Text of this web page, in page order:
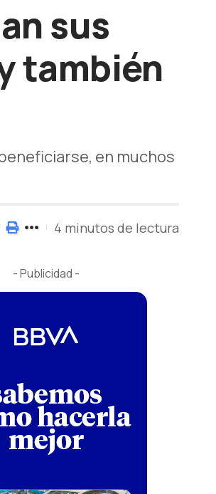
sus
también
en muchos
4 minutos de lectura
- Publicidad -